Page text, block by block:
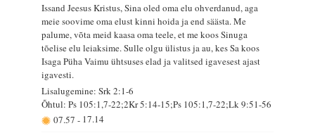
Issand Jeesus Kristus, Sina oled oma elu ohverdanud, aga
meie soovime oma elust kinni hoida ja end säästa. Me
palume, võta meid kaasa oma teele, et me koos Sinuga
tõelise elu leiaksime. Sulle olgu ülistus ja au, kes Sa koos
Isaga Püha Vaimu ühtsuses elad ja valitsed igavesest ajast
igavesti.
Lisalugemine: Srk 2:1-6
Õhtul: Ps 105:1,7-22;2Kr 5:14-15;Ps 105:1,7-22;Lk 9:51-56
07.57- 17.14